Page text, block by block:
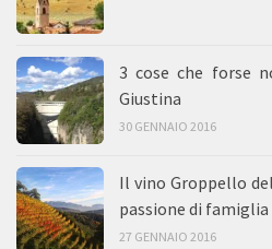
3 cose che forse
Giustina
30 GENNAIO 2016
Il vino Groppello
passione di famiglia
27 GENNAIO 2016